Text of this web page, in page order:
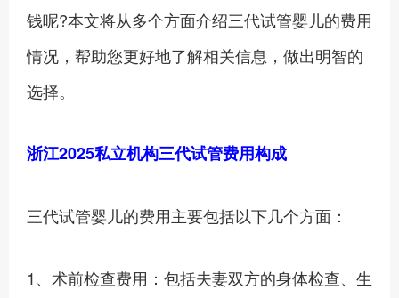
钱呢?本文将从多个方面介绍三代试管婴儿的费用
情况，帮助您更好地了解相关信息，做出明智的
选择。
浙江2025私立机构三代试管费用构成
三代试管婴儿的费用主要包括以下几个方面：
1、‍术前检查费用：包括夫妻双方的身体检查、生